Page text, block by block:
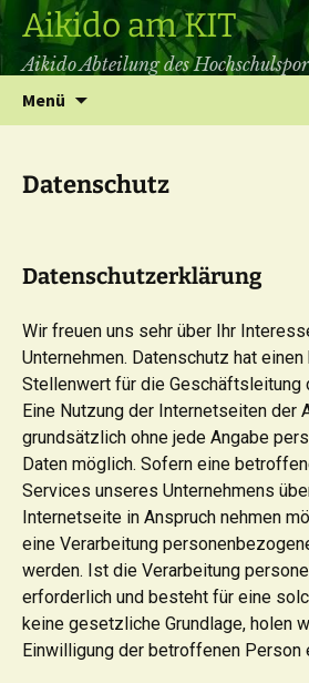
Aikido am KIT
Aikido Abteilung des
Menü
Datenschutz
Datenschutzerklärung
Wir freuen uns sehr über Ihr
Unternehmen. Datenschutz hat
Stellenwert für die Geschäftsleitung
Eine Nutzung der Internetseiten der
grundsätzlich ohne jede Angabe
Daten möglich. Sofern eine
Services unseres Unternehmens
Internetseite in Anspruch nehmen
eine Verarbeitung
werden. Ist die Verarbeitung
erforderlich und besteht für eine
keine gesetzliche Grundlage, holen
Einwilligung der betroffenen Person